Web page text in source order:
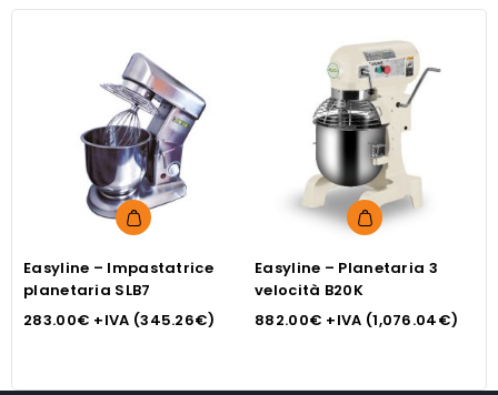
Easyline – Impastatrice
planetaria SLB7
283.00€ +IVA (345.26€)
Easyline – Planetaria 3
velocità B20K
882.00€ +IVA (1,076.04€)